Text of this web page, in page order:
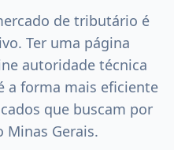
de tributário é
Ter uma página
autoridade técnica
a forma mais eficiente
que buscam por
Minas Gerais.